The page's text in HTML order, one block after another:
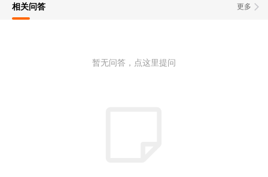
更多
相关问答
暂无问答，点这里提问